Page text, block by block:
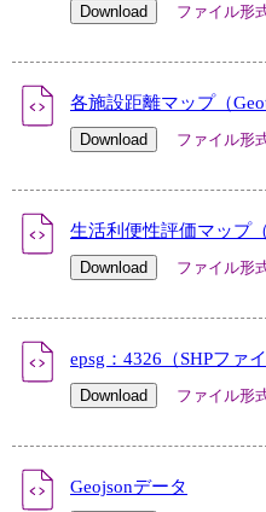
ファイル形
各施設距離マップ（
ファイル形
生活利便性評価マップ
ファイル形
epsg：4326（SHPファイ
ファイル形
Geojsonデータ